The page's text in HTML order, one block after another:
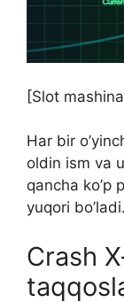
[Slot
Har bir
oldin ism va
qancha ko’p
yuqori bo’ladi.
Crash